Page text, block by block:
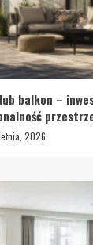
balkon –
2026